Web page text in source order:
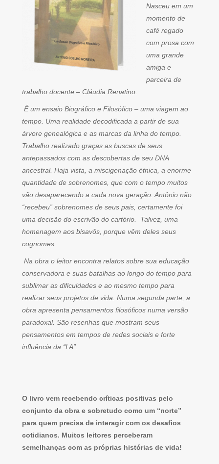
Nasceu em um
momento de
café regado
com prosa com
uma grande
amiga e
parceira de
trabalho docente – Cláudia Renatino.
É um ensaio Biográfico e Filosófico – uma viagem ao
tempo. Uma realidade decodificada a partir de sua
árvore genealógica e as marcas da linha do tempo.
Trabalho realizado graças as buscas de seus
antepassados com as descobertas de seu DNA
ancestral. Haja vista, a miscigenação étnica, a enorme
quantidade de sobrenomes, que com o tempo muitos
vão desaparecendo a cada nova geração. Antônio não
“recebeu” sobrenomes de seus pais, certamente foi
uma decisão do escrivão do cartório. Talvez, uma
homenagem aos bisavôs, porque vêm deles seus
cognomes.
Na obra o leitor encontra relatos sobre sua educação
conservadora e suas batalhas ao longo do tempo para
sublimar as dificuldades e ao mesmo tempo para
realizar seus projetos de vida. Numa segunda parte, a
obra apresenta pensamentos filosóficos numa versão
paradoxal. São resenhas que mostram seus
pensamentos em tempos de redes sociais e forte
influência da “I A”.
O livro vem recebendo críticas positivas pelo
conjunto da obra e sobretudo como um “norte”
para quem precisa de interagir com os desafios
cotidianos. Muitos leitores perceberam
semelhanças com as próprias histórias de vida!